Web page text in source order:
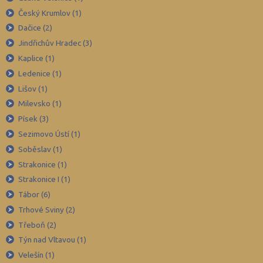
Večerní
Bruntál (6)
Česká Lípa (3)
České Budějovice (15)
Český Krumlov (3)
Děčín (14)
Frýdek-Místek (7)
Havlíčkův Brod (7)
Hodonín (10)
Hradec Králové (11)
Chomutov (2)
Chrudim (9)
Jablonec nad Nisou (2)
Zpracování dřeva, nábytku
Polygrafie, grafika a foto, knihy
Stavebnictví, geodézie
Doprava a spoje
Informační služby
Ekonomie
Ekonomie a administrativa
Podnikání a management
Hotelnictví, turismus, gastronomie
Obchod, prodej
Přírodovědné a potravinářské obory
Ekologie a ochrana ŽP
Výroba a technologie potravin
Český Krumlov (1)
Dačice (2)
Jindřichův Hradec (3)
Kaplice (1)
Ledenice (1)
Lišov (1)
Milevsko (1)
Písek (3)
Sezimovo Ústí (1)
Soběslav (1)
Strakonice (1)
Strakonice I (1)
Tábor (6)
Trhové Sviny (2)
Třeboň (2)
Týn nad Vltavou (1)
Velešín (1)